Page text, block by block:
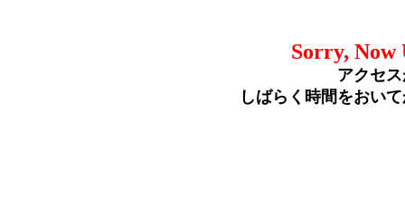
Sorry, Now
アクセ
しばらく時間をおい